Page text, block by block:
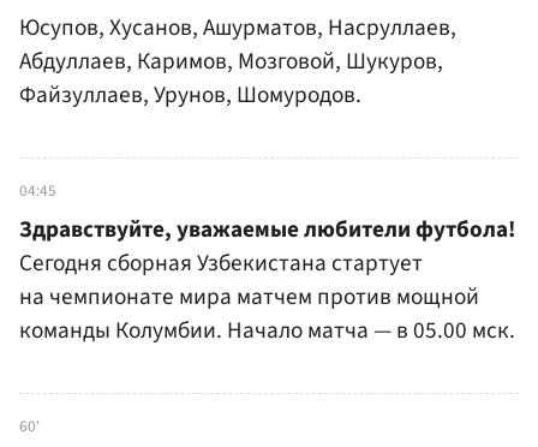
Юсупов, Хусанов, Ашурматов, Насруллаев,
Абдуллаев, Каримов, Мозговой, Шукуров,
Файзуллаев, Урунов, Шомуродов.
04:45
Здравствуйте, уважаемые любители футбола!
Сегодня сборная Узбекистана стартует
на чемпионате мира матчем против мощной
команды Колумбии. Начало матча — в 05.00 мск.
60'